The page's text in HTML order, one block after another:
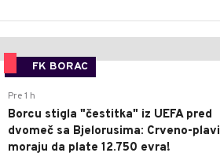
FK BORAC
Pre 1 h
Borcu stigla "čestitka" iz UEFA pred
dvomeč sa Bjelorusima: Crveno-plavi
moraju da plate 12.750 evra!